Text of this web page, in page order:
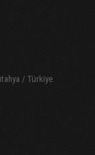
/ Türkiye